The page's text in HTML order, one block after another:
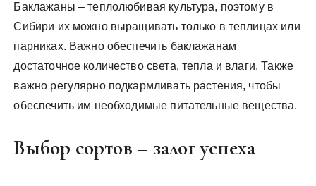
Баклажаны – теплолюбивая культура, поэтому в
Сибири их можно выращивать только в теплицах или
парниках. Важно обеспечить баклажанам
достаточное количество света, тепла и влаги. Также
важно регулярно подкармливать растения, чтобы
обеспечить им необходимые питательные вещества.
Выбор сортов – залог успеха